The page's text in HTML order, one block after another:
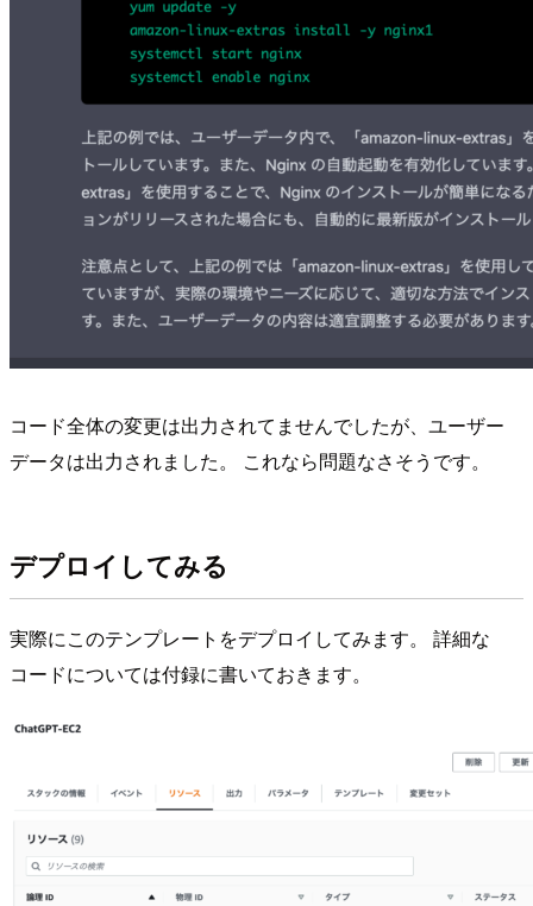
コード全体の変更は出力されてませんでしたが、ユーザー
データは出力されました。 これなら問題なさそうです。
デプロイしてみる
実際にこのテンプレートをデプロイしてみます。 詳細な
コードについては付録に書いておきます。